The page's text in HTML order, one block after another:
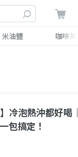
米油鹽 咖啡茶
冷泡熱沖都好喝｜
包搞定！